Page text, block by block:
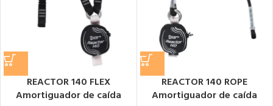
REACTOR 140 FLEX
Amortiguador de caída
REACTOR 140 ROPE
Amortiguador de caída